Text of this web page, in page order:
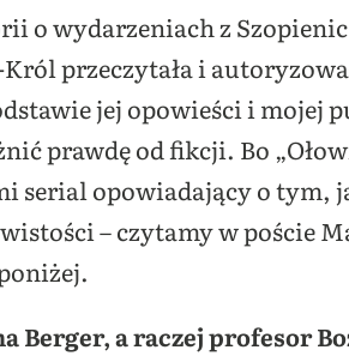
o wydarzeniach z
przeczytała i
jej opowieści i
prawdę od fikcji. Bo
serial opowiadający o tym,
– czytamy w poście
Berger, a raczej profesor